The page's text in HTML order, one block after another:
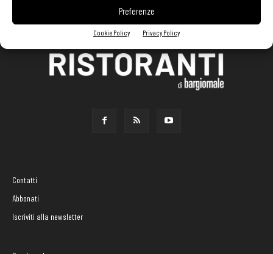
Preferenze
Cookie Policy Privacy Policy
Contatti
Abbonati
Iscriviti alla newsletter